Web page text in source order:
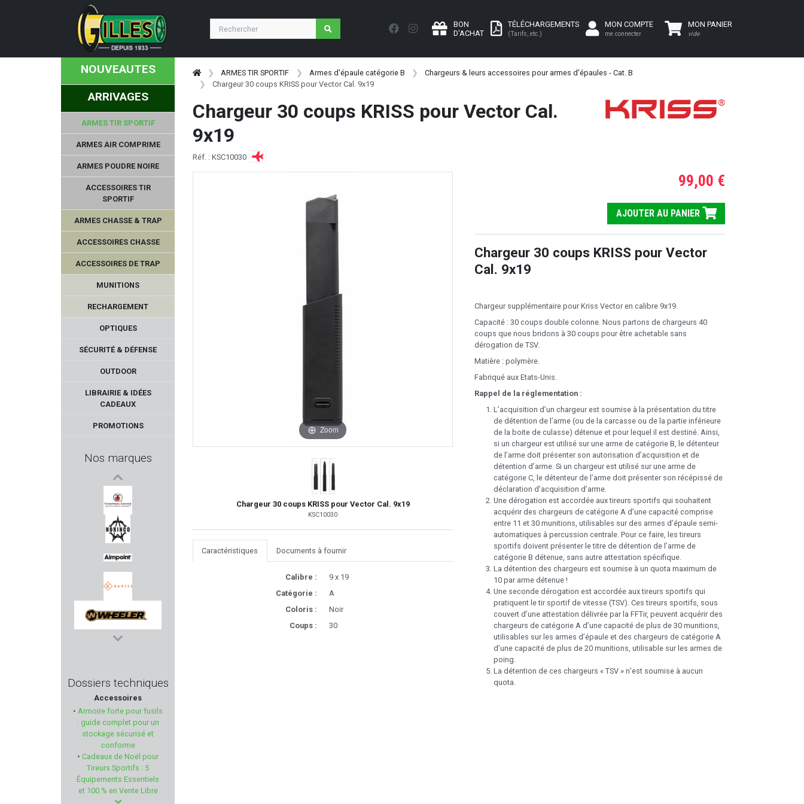
BON
D'ACHAT
TÉLÉCHARGEMENTS
(Tarifs, etc.)
MON COMPTE
me connecter
MON PANIER
vide
NOUVEAUTES
ARRIVAGES
ARMES TIR SPORTIF
ARMES AIR COMPRIME
ARMES POUDRE NOIRE
ACCESSOIRES TIR
SPORTIF
ARMES CHASSE & TRAP
ACCESSOIRES CHASSE
ACCESSOIRES DE TRAP
MUNITIONS
RECHARGEMENT
OPTIQUES
SÉCURITÉ & DÉFENSE
OUTDOOR
LIBRAIRIE & IDÉES
CADEAUX
PROMOTIONS
Nos marques
PHOENIX SWISS MADE
THOMPSON/CENTER
NORINCO
AIMPOINT
KAHLES
WHEELER
ACCU-SHOT
GUARDIAN ANGEL
MIDLAND
Sans marque GILLES
Dossiers techniques
Accessoires
• Armoire forte pour fusils
: guide complet pour un
stockage sécurisé et
conforme
• Cadeaux de Noël pour
Tireurs Sportifs : 5
Équipements Essentiels
et 100 % en Vente Libre
ARMES TIR SPORTIF Armes d'épaule catégorie B
Chargeurs & leurs accessoires pour armes d'épaules - Cat. B
Chargeur 30 coups KRISS pour Vector Cal. 9x19
Chargeur 30 coups KRISS pour Vector Cal.
9x19
Réf. : KSC10030
Zoom
Chargeur 30 coups KRISS pour Vector Cal. 9x19
KSC10030
Caractéristiques Documents à fournir
Calibre :
9 x 19
Catégorie :
A
Coloris :
Noir
Coups :
30
99,00 €
AJOUTER AU PANIER
Chargeur 30 coups KRISS pour Vector
Cal. 9x19
Chargeur supplémentaire pour Kriss Vector en calibre 9x19.
Capacité : 30 coups double colonne. Nous partons de chargeurs 40
coups que nous bridons à 30 coups pour être achetable sans
dérogation de TSV.
Matière : polymère.
Fabriqué aux Etats-Unis.
Rappel de la réglementation :
L’acquisition d’un chargeur est soumise à la présentation du titre
de détention de l’arme (ou de la carcasse ou de la partie inférieure
de la boite de culasse) détenue et pour lequel il est destiné. Ainsi,
si un chargeur est utilisé sur une arme de catégorie B, le détenteur
de l’arme doit présenter son autorisation d’acquisition et de
détention d’arme. Si un chargeur est utilisé sur une arme de
catégorie C, le détenteur de l’arme doit présenter son récépissé de
déclaration d’acquisition d’arme.
Une dérogation est accordée aux tireurs sportifs qui souhaitent
acquérir des chargeurs de catégorie A d’une capacité comprise
entre 11 et 30 munitions, utilisables sur des armes d’épaule semi-
automatiques à percussion centrale. Pour ce faire, les tireurs
sportifs doivent présenter le titre de détention de l’arme de
catégorie B détenue, sans autre attestation spécifique.
La détention des chargeurs est soumise à un quota maximum de
10 par arme détenue !
Une seconde dérogation est accordée aux tireurs sportifs qui
pratiquent le tir sportif de vitesse (TSV). Ces tireurs sportifs, sous
couvert d’une attestation délivrée par la FFTir, peuvent acquérir des
chargeurs de catégorie A d’une capacité de plus de 30 munitions,
utilisables sur les armes d’épaule et des chargeurs de catégorie A
d’une capacité de plus de 20 munitions, utilisable sur les armes de
poing.
La détention de ces chargeurs « TSV » n’est soumise à aucun
quota.